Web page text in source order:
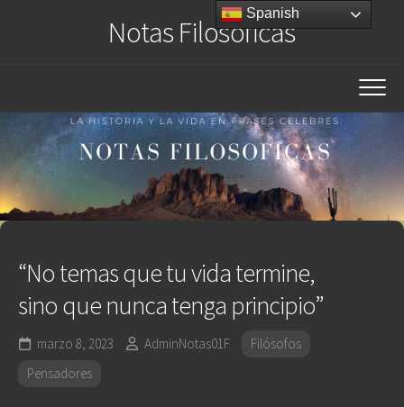
Notas Filosóficas
“No temas que tu vida termine,
sino que nunca tenga principio”
marzo 8, 2023 AdminNotas01F
Filósofos
Pensadores
Spanish